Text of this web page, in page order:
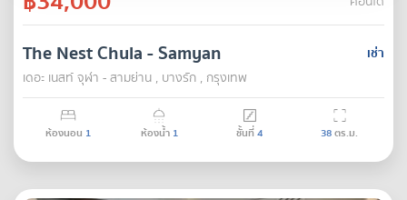
เช่า
The Nest Chula - Samyan
เดอะ เนสท์ จุฬา - สามย่าน , บางรัก , กรุงเทพ
ห้องนอน 1 ห้องน้ำ 1 ชั้นที่4 38ตร.ม.